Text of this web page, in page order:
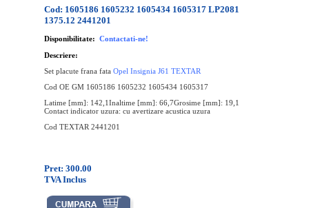
Cod: 1605186 1605232 1605434 1605317 LP2081
1375.12 2441201
Disponibilitate: Contactati-ne!
Descriere:
Set placute frana fata Opel Insignia J61 TEXTAR
Cod OE GM 1605186 1605232 1605434 1605317
Latime [mm]: 142,1Inaltime [mm]: 66,7Grosime [mm]: 19,1
Contact indicator uzura: cu avertizare acustica uzura
Cod TEXTAR 2441201
Pret: 300.00
TVA Inclus